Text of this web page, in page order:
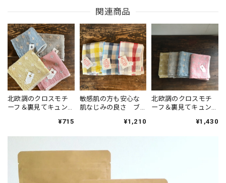
関連商品
北欧調のクロスモチ
ーフ＆裏見てキュン
ンドタオル kontex
¥715
敏感肌の方も安心な
肌なじみの良さ ブ
ェイスタオル¥1,210
北欧調のクロスモチ
ーフ＆裏見てキュン
ェイスタオル¥1,430